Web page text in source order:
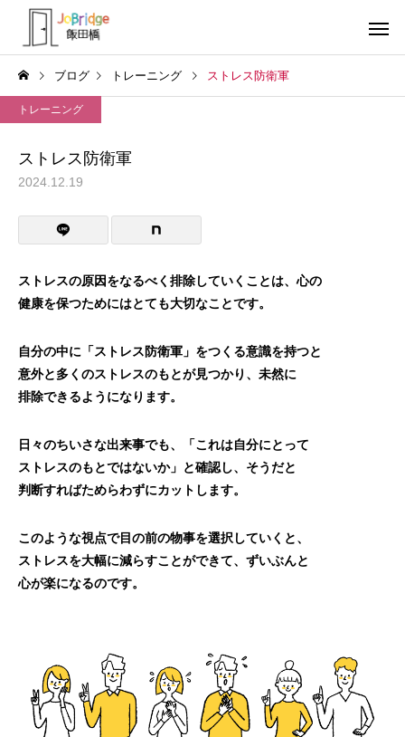
利用者の声
働き続けるための土台 全力禁止のススメ
ブログ トレーニング ストレス防衛軍
トレーニング
ストレス防衛軍
2024.12.19
ストレスの原因をなるべく排除していくことは、心の
健康を保つためにはとても大切なことです。
自分の中に「ストレス防衛軍」をつくる意識を持つと
意外と多くのストレスのもとが見つかり、未然に
排除できるようになります。
日々のちいさな出来事でも、「これは自分にとって
ストレスのもとではないか」と確認し、そうだと
判断すればためらわずにカットします。
このような視点で目の前の物事を選択していくと、
ストレスを大幅に減らすことができて、ずいぶんと
心が楽になるのです。